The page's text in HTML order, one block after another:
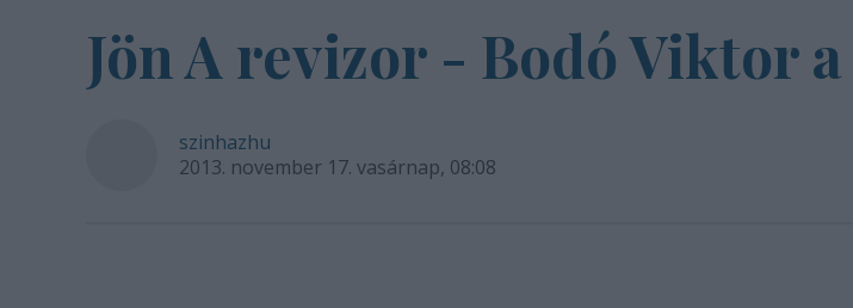
Jön A revizor - Bodó Viktor
szinhazhu
2013. november 17. vasárnap, 08:08